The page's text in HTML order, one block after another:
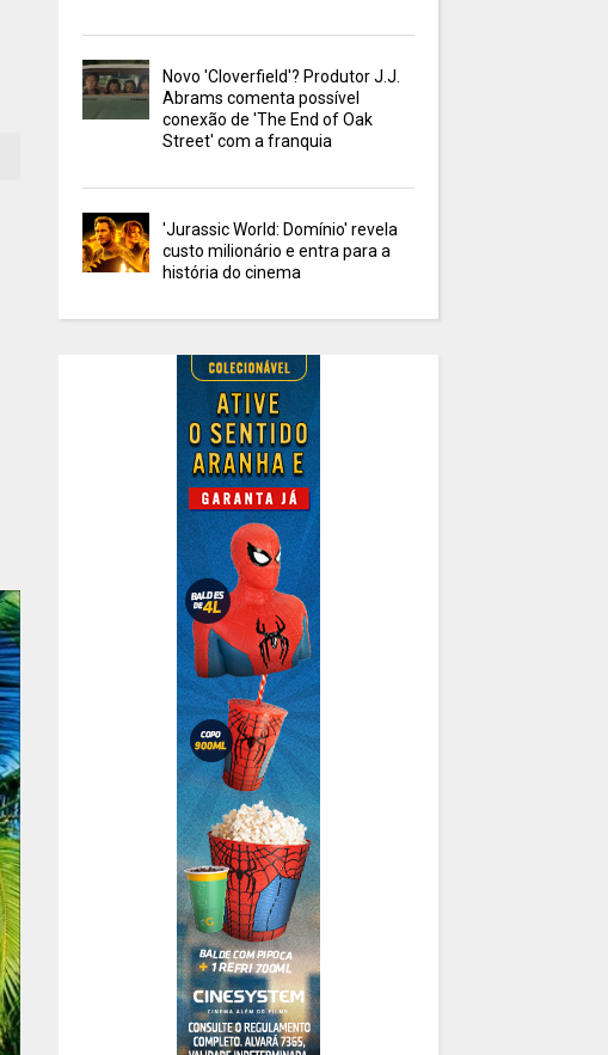
Novo 'Cloverfield'? Produtor J.J.
Abrams comenta possível
conexão de 'The End of Oak
Street' com a franquia
'Jurassic World: Domínio' revela
custo milionário e entra para a
história do cinema